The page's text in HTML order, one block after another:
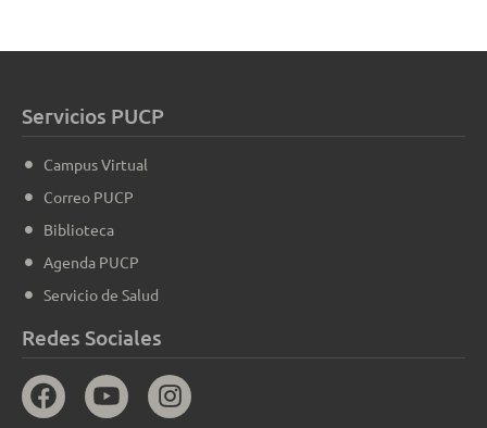
Servicios PUCP
Campus Virtual
Correo PUCP
Biblioteca
Agenda PUCP
Servicio de Salud
Redes Sociales